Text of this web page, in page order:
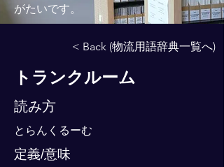
がたいです。
< Back (物流用語辞典一覧へ)
トランクルーム
読み方
とらんくるーむ
定義/意味